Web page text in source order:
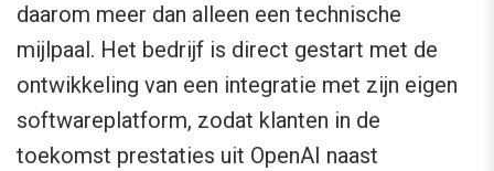
daarom meer dan alleen een technische
mijlpaal. Het bedrijf is direct gestart met de
ontwikkeling van een integratie met zijn eigen
softwareplatform, zodat klanten in de
toekomst prestaties uit OpenAI naast